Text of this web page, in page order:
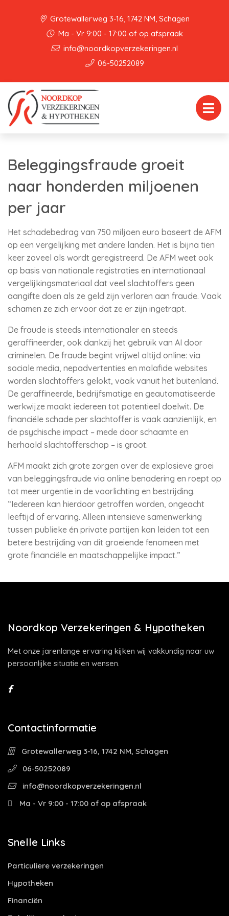
Grotewallerweg 3-16, 1742 NM, Schagen
Ma - Vr 9:00 - 17:00 of op afspraak
info@noordkopverzekeringen.nl
06-50252089
Beleggingsfraude groeit
naar honderden miljoenen
per jaar
Het schadebedrag van 750 miljoen euro baseert de AFM
op een vergelijking met andere landen. Het is bijna tien
keer zoveel als wordt geregistreerd. De AFM weet ook
op basis van nationale registraties en internationaal
vergelijkingsmateriaal dat veel slachtoffers geen
aangifte doen als ze geld zijn verloren aan fraude. Vaak
schamen ze zich ervoor dat ze er zijn ingetrapt.
De fraude is steeds internationaler en steeds
geraffineerder, ook dankzij het gebruik van AI door
criminelen. De fraude begint vrijwel altijd online: via
sociale media, nepadvertenties en malafide websites
worden slachtoffers gelokt, vaak vanuit het buitenland.
De geraffineerde, bedrijfsmatige en geautomatiseerde
werkwijze maakt iedereen tot potentieel doelwit. De
financiële schade per slachtoffer is vaak aanzienlijk, en
de psychische impact – mede door schaamte en
herhaald slachtofferschap – is groot.
AFM maakt zich grote zorgen over de explosieve groei
van beleggingsfraude via online benadering en roept op
tot meer urgentie in de voorlichting en bestrijding.
“Iedereen kan hierdoor getroffen worden, ongeacht
leeftijd of ervaring. Alleen intensieve samenwerking
tussen publieke én private partijen kan leiden tot een
betere bestrijding van dit groeiende fenomeen met
grote financiële en maatschappelijke impact.”
Noordkop Verzekeringen & Hypotheken
Met onze jarenlange ervaring kijken wij vakkundig naar uw
persoonlijke situatie en wensen.
Contactinformatie
Grotewallerweg 3-16, 1742 NM, Schagen
06-50252089
info@noordkopverzekeringen.nl
Ma - Vr 9:00 - 17:00 of op afspraak
Snelle Links
Particuliere verzekeringen
Hypotheken
Financiën